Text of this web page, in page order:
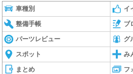
車種別 イ
整備手帳 ブ
パーツレビュー グ
スポット み
まとめ フ